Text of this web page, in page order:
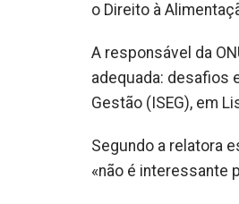
o Direito à
A responsável da
adequada: desafios
Gestão (ISEG), em
Segundo a relatora
«não é interessante